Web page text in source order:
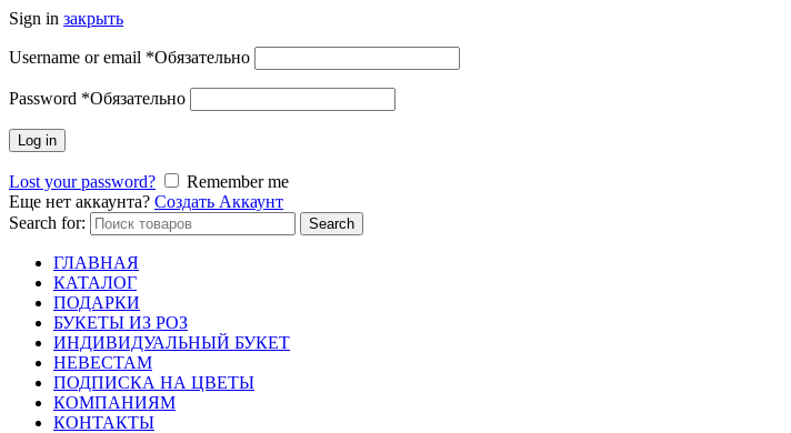
Sign in закрыть
Username or email *Обязательно
Password *Обязательно
Log in
Lost your password?
Remember me
Еще нет аккаунта? Создать Аккаунт
Search for:
Search
ГЛАВНАЯ
КАТАЛОГ
ПОДАРКИ
БУКЕТЫ ИЗ РОЗ
ИНДИВИДУАЛЬНЫЙ БУКЕТ
НЕВЕСТАМ
ПОДПИСКА НА ЦВЕТЫ
КОМПАНИЯМ
КОНТАКТЫ